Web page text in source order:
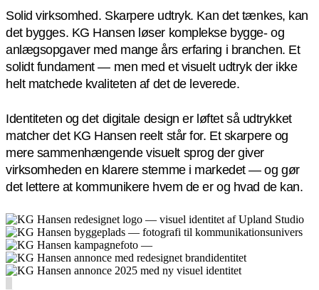
Solid virksomhed. Skarpere udtryk. Kan det tænkes, kan
det bygges. KG Hansen løser komplekse bygge- og
anlægsopgaver med mange års erfaring i branchen. Et
solidt fundament — men med et visuelt udtryk der ikke
helt matchede kvaliteten af det de leverede.
Identiteten og det digitale design er løftet så udtrykket
matcher det KG Hansen reelt står for. Et skarpere og
mere sammenhængende visuelt sprog der giver
virksomheden en klarere stemme i markedet — og gør
det lettere at kommunikere hvem de er og hvad de kan.